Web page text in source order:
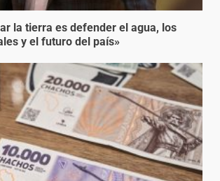
la tierra es defender el agua, los
y el futuro del país»